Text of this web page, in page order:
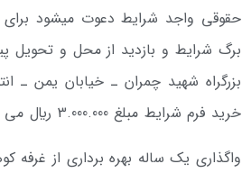
بزرگراه شهید چمران ـ خیابان­ یمن ـ
خرید فرم شرایط مبلغ 3.000.000 ريال می باشد)
واگذاری یک ساله بهره برداری از